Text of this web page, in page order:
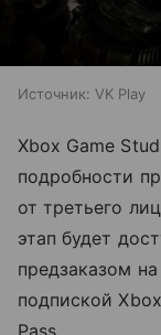
Источник: VK Play
Xbox Game
подробности
от третьего
этап будет
предзаказом
подпиской